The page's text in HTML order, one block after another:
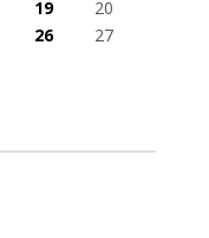
19
20
26
27